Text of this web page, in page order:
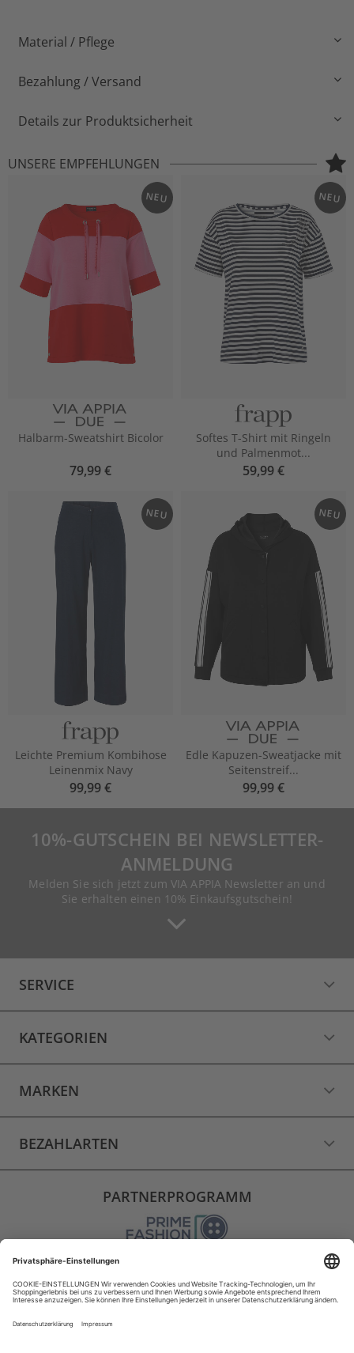
Material / Pflege
Bezahlung / Versand
Details zur Produktsicherheit
UNSERE EMPFEHLUNGEN
NEU
Halbarm-Sweatshirt Bicolor
79,99 €
NEU
Softes T-Shirt mit Ringeln
und Palmenmot...
59,99 €
NEU
Leichte Premium Kombihose
Leinenmix Navy
99,99 €
NEU
Edle Kapuzen-Sweatjacke mit
Seitenstreif...
99,99 €
10%-GUTSCHEIN BEI NEWSLETTER-
ANMELDUNG
Melden Sie sich jetzt zum VIA APPIA Newsletter an und
Sie erhalten einen 10% Einkaufsgutschein!
SERVICE
KATEGORIEN
MARKEN
BEZAHLARTEN
PARTNERPROGRAMM
VERSAND